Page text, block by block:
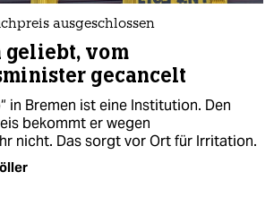
ausgeschlossen
geliebt, vom
gecancelt
in Bremen ist eine Institution. Den
bekommt er wegen
nicht. Das sorgt vor Ort für Irritation.